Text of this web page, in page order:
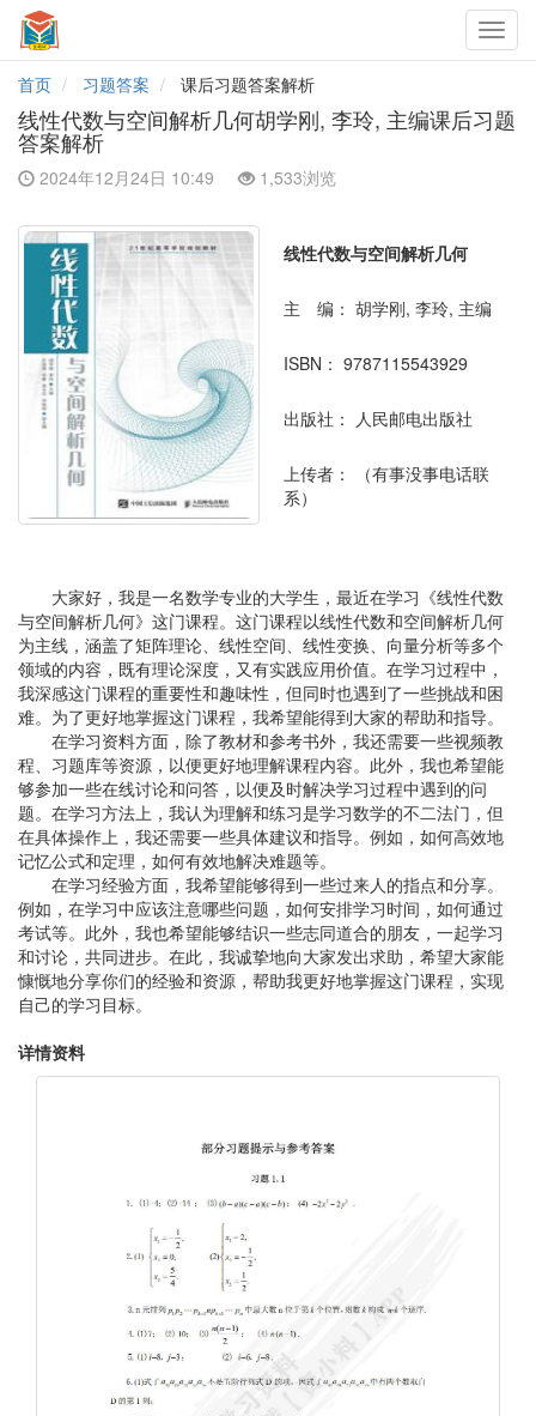
首页
习题答案 课后习题答案解析
线性代数与空间解析几何胡学刚, 李玲, 主编课后习题
答案解析
2024年12月24日 10:49 1,533浏览
线性代数与空间解析几何
主 编： 胡学刚, 李玲, 主编
ISBN： 9787115543929
出版社： 人民邮电出版社
上传者：
（有事没事电话联
系）
大家好，我是一名数学专业的大学生，最近在学习《线性代数
与空间解析几何》这门课程。这门课程以线性代数和空间解析几何
为主线，涵盖了矩阵理论、线性空间、线性变换、向量分析等多个
领域的内容，既有理论深度，又有实践应用价值。在学习过程中，
我深感这门课程的重要性和趣味性，但同时也遇到了一些挑战和困
难。为了更好地掌握这门课程，我希望能得到大家的帮助和指导。
在学习资料方面，除了教材和参考书外，我还需要一些视频教
程、习题库等资源，以便更好地理解课程内容。此外，我也希望能
够参加一些在线讨论和问答，以便及时解决学习过程中遇到的问
题。在学习方法上，我认为理解和练习是学习数学的不二法门，但
在具体操作上，我还需要一些具体建议和指导。例如，如何高效地
记忆公式和定理，如何有效地解决难题等。
在学习经验方面，我希望能够得到一些过来人的指点和分享。
例如，在学习中应该注意哪些问题，如何安排学习时间，如何通过
考试等。此外，我也希望能够结识一些志同道合的朋友，一起学习
和讨论，共同进步。在此，我诚挚地向大家发出求助，希望大家能
慷慨地分享你们的经验和资源，帮助我更好地掌握这门课程，实现
自己的学习目标。
详情资料